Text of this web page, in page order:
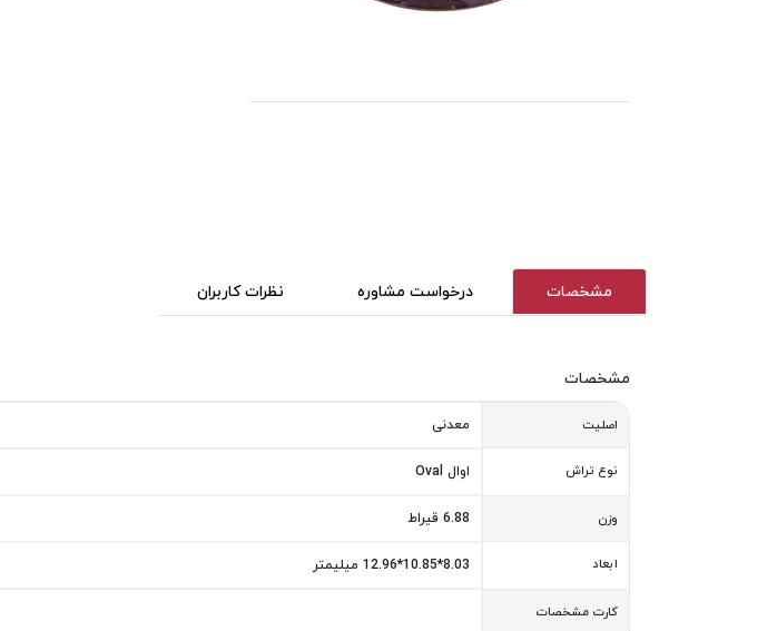
مشخصات درخواست مشاوره نظرات کاربران
مشخصات
اصلیت معدنی
نوع تراش اوال Oval
وزن 6.88 قیراط
ابعاد 8.03*10.85*12.96 میلیمتر
کارت مشخصات